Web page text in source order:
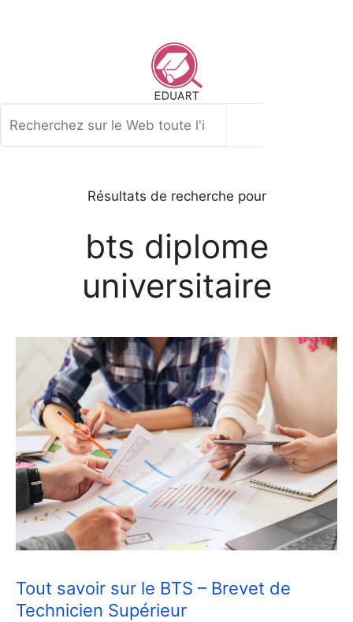
Résultats de recherche pour
bts diplome
universitaire
Tout savoir sur le BTS – Brevet de
Technicien Supérieur